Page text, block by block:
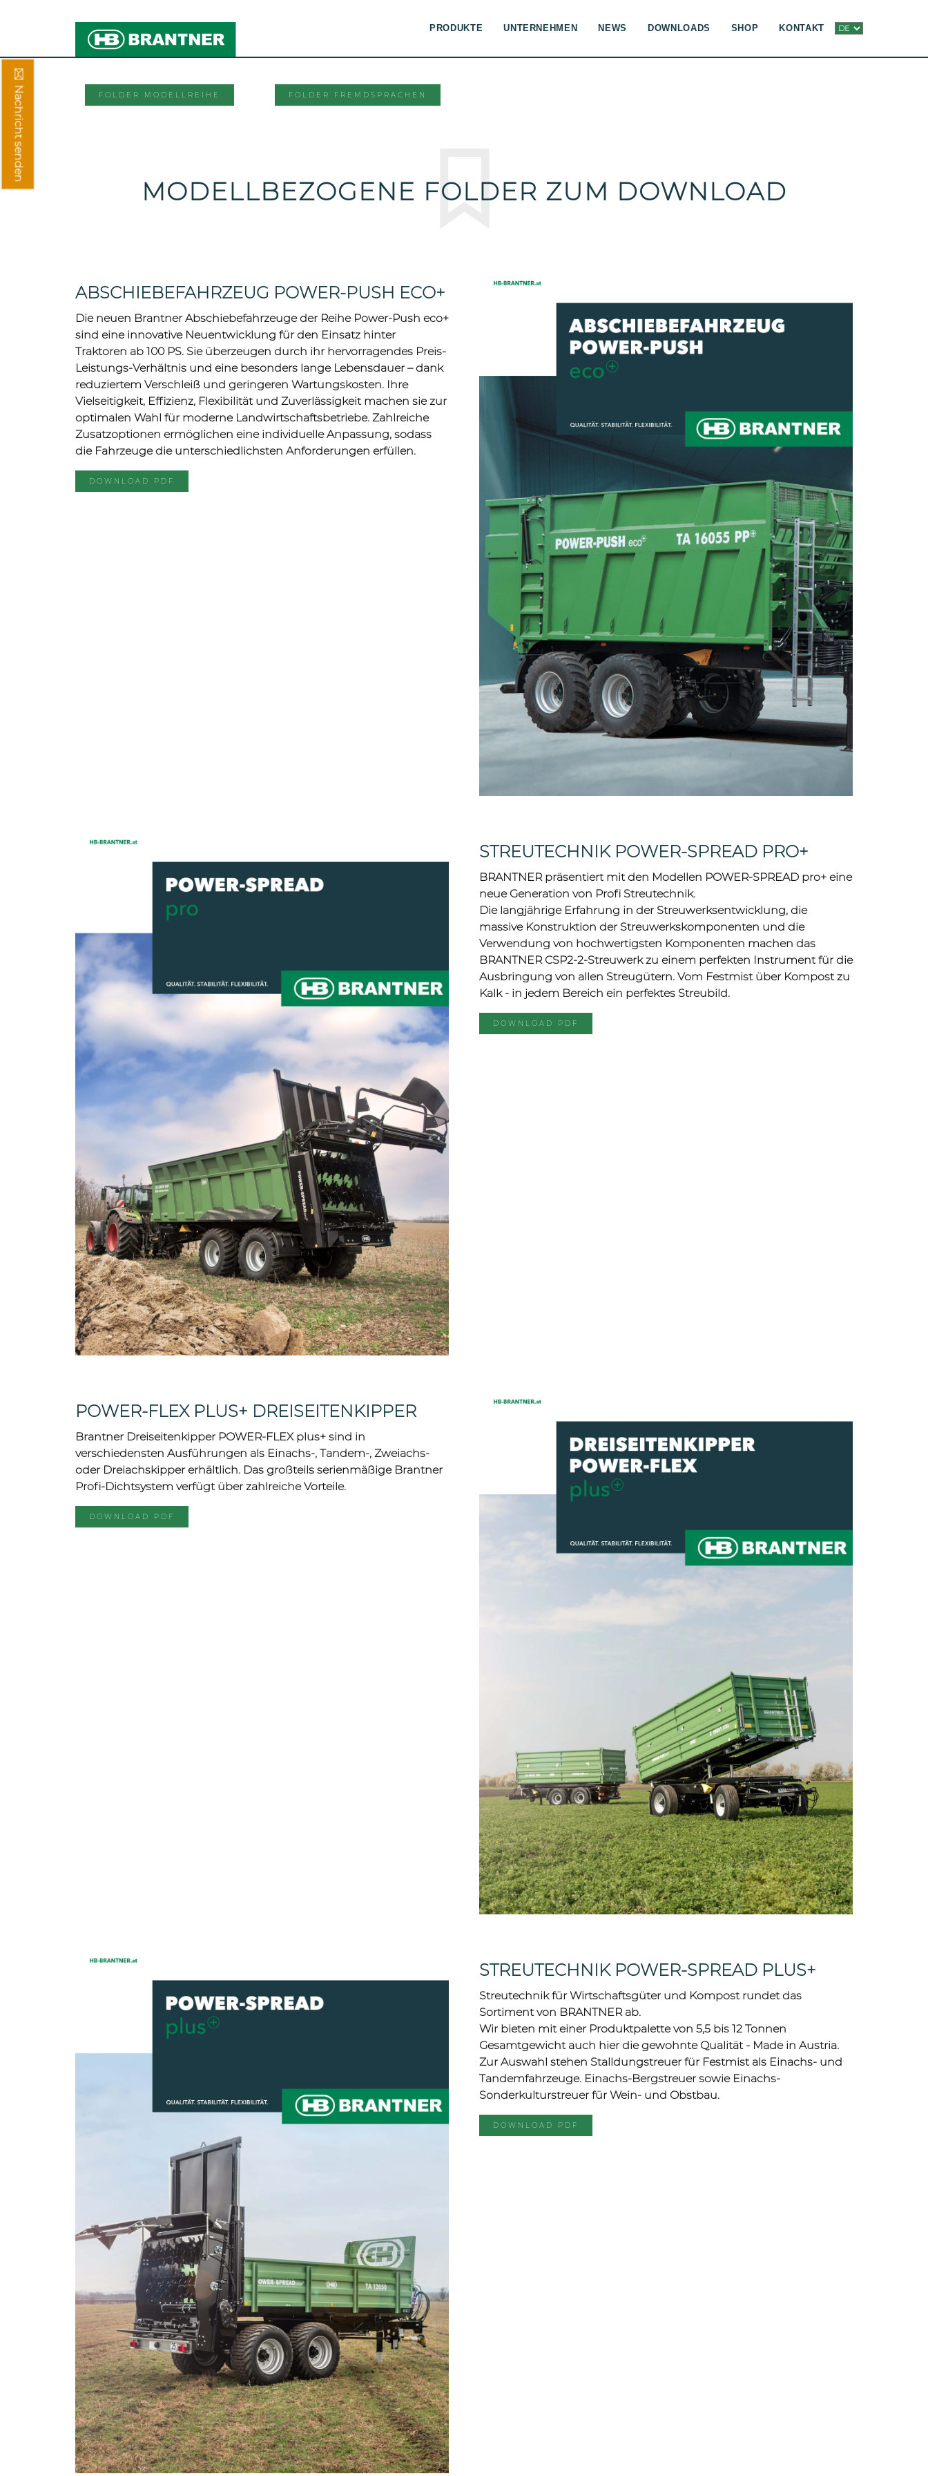
PRODUKTE UNTERNEHMEN NEWS DOWNLOADS SHOP KONTAKT
FOLDER MODELLREIHE FOLDER FREMDSPRACHEN
MODELLBEZOGENE FOLDER ZUM DOWNLOAD
ABSCHIEBEFAHRZEUG POWER-PUSH ECO+
Die neuen Brantner Abschiebefahrzeuge der Reihe Power-Push eco+
sind eine innovative Neuentwicklung für den Einsatz hinter
Traktoren ab 100 PS. Sie überzeugen durch ihr hervorragendes Preis-
Leistungs-Verhältnis und eine besonders lange Lebensdauer – dank
reduziertem Verschleiß und geringeren Wartungskosten. Ihre
Vielseitigkeit, Effizienz, Flexibilität und Zuverlässigkeit machen sie zur
optimalen Wahl für moderne Landwirtschaftsbetriebe. Zahlreiche
Zusatzoptionen ermöglichen eine individuelle Anpassung, sodass
die Fahrzeuge die unterschiedlichsten Anforderungen erfüllen.
DOWNLOAD PDF
STREUTECHNIK POWER-SPREAD PRO+
BRANTNER präsentiert mit den Modellen POWER-SPREAD pro+ eine
neue Generation von Profi Streutechnik.
Die langjährige Erfahrung in der Streuwerksentwicklung, die
massive Konstruktion der Streuwerkskomponenten und die
Verwendung von hochwertigsten Komponenten machen das
BRANTNER CSP2-2-Streuwerk zu einem perfekten Instrument für die
Ausbringung von allen Streugütern. Vom Festmist über Kompost zu
Kalk - in jedem Bereich ein perfektes Streubild.
DOWNLOAD PDF
POWER-FLEX PLUS+ DREISEITENKIPPER
Brantner Dreiseitenkipper POWER-FLEX plus+ sind in
verschiedensten Ausführungen als Einachs-, Tandem-, Zweiachs-
oder Dreiachskipper erhältlich. Das großteils serienmäßige Brantner
Profi-Dichtsystem verfügt über zahlreiche Vorteile.
DOWNLOAD PDF
STREUTECHNIK POWER-SPREAD PLUS+
Streutechnik für Wirtschaftsgüter und Kompost rundet das
Sortiment von BRANTNER ab.
Wir bieten mit einer Produktpalette von 5,5 bis 12 Tonnen
Gesamtgewicht auch hier die gewohnte Qualität - Made in Austria.
Zur Auswahl stehen Stalldungstreuer für Festmist als Einachs- und
Tandemfahrzeuge. Einachs-Bergstreuer sowie Einachs-
Sonderkulturstreuer für Wein- und Obstbau.
DOWNLOAD PDF
Nachricht senden